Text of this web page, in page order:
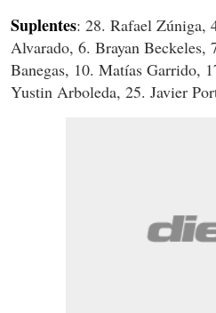
Suplentes: 28. Rafael Zúniga,
Alvarado, 6. Brayan Beckeles,
Banegas, 10. Matías Garrido,
Yustin Arboleda, 25. Javier